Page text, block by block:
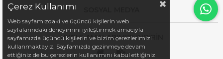
UYGULAMALARIMIZI İNDİRİN
Çerez Kullanımı
Web sayfamızdaki ve üçüncü kişilerin web
sayfalarındaki deneyimini iyileştirmek amacıyla
sayfamızda üçüncü kişilerin ve bizim çerezlerimizi
kullanmaktayız. Sayfamızda gezinmeye devam
ettiğiniz de bu çerezlerin kullanımını kabul ettiğiniz